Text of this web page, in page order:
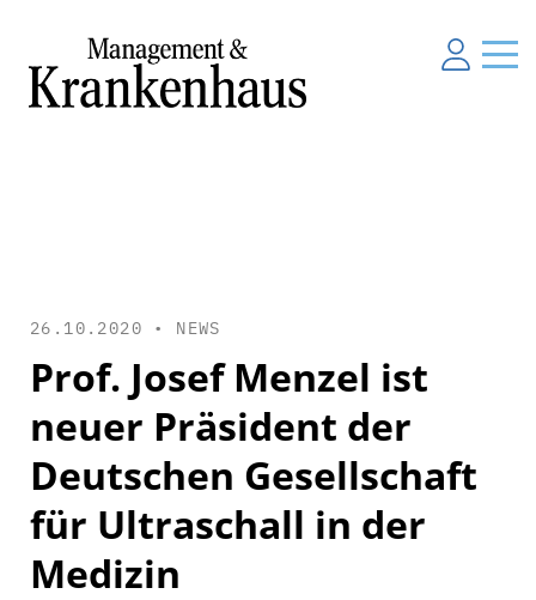
26.10.2020 • NEWS
Prof. Josef Menzel ist
neuer Präsident der
Deutschen Gesellschaft
für Ultraschall in der
Medizin